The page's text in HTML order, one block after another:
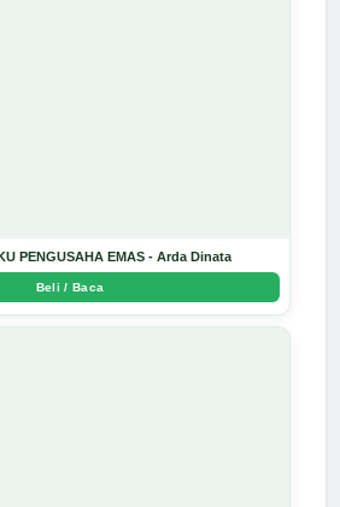
PENGUSAHA EMAS - Arda Dinata
Beli / Baca